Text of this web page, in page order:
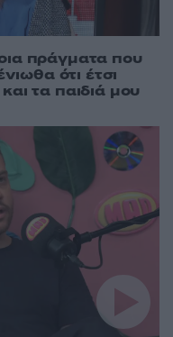
πράγματα που
ότι έτσι
τα παιδιά μου